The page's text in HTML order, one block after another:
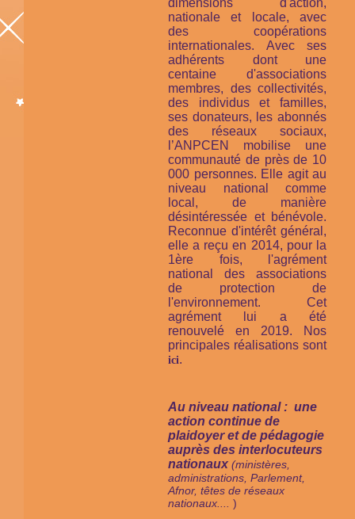
dimensions d'action,
nationale et locale, avec
des coopérations
internationales. Avec ses
adhérents dont une
centaine d'associations
membres, des collectivités,
des individus et familles,
ses donateurs, les abonnés
des réseaux sociaux,
l’ANPCEN mobilise une
communauté de près de 10
000 personnes. Elle agit au
niveau national comme
local, de manière
désintéressée et bénévole.
Reconnue d'intérêt général,
elle a reçu en 2014, pour la
1ère fois, l'agrément
national des associations
de protection de
l'environnement. Cet
agrément lui a été
renouvelé en 2019. Nos
principales réalisations sont
ici.
Au niveau national : une
action continue de
plaidoyer et de pédagogie
auprès des interlocuteurs
nationaux (ministères,
administrations, Parlement,
Afnor, têtes de réseaux
nationaux....
)